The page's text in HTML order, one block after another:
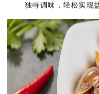
独特调味，轻松实现